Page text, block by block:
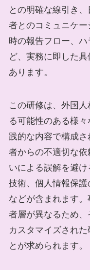
との明確な線引き
者とのコミュニケ
時の報告フロー、
ど、実務に即した
あります。
この研修は、外国
る可能性のある様
践的な内容で構成
者からの不適切な
いによる誤解を避
技術、個人情報保
などが含まれます
者層が異なるため
カスタマイズされ
とが求められます。